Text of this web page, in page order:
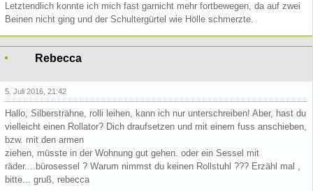
Letztendlich konnte ich mich fast garnicht mehr fortbewegen, da auf zwei
Beinen nicht ging und der Schultergürtel wie Hölle schmerzte.
Rebecca
5. Juli 2016, 21:42
Hallo, Silbersträhne, rolli leihen, kann ich nur unterschreiben! Aber, hast du
vielleicht einen Rollator? Dich draufsetzen und mit einem fuss anschieben,
bzw. mit den armen
ziehen, müsste in der Wohnung gut gehen. oder ein Sessel mit
räder....bürosessel ? Warum nimmst du keinen Rollstuhl ??? Erzähl mal ,
bitte... gruß, rebecca